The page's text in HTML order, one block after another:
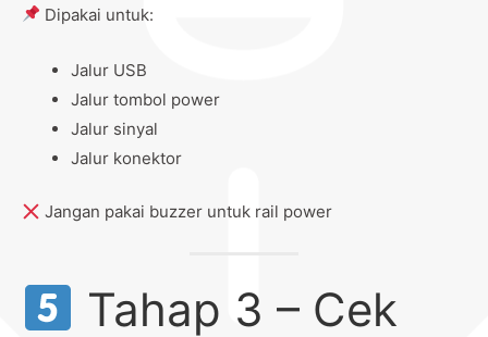
Dipakai untuk:
Jalur USB
Jalur tombol power
Jalur sinyal
Jalur konektor
Jangan pakai buzzer untuk rail power
Tahap 3 – Cek